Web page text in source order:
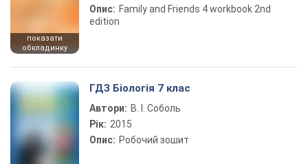
показати
обкладинку
Опис: Family and Friends 4 workbook 2nd
edition
ГДЗ Біологія 7 клас
Автори: В. І. Соболь
Рік: 2015
Опис: Робочий зошит